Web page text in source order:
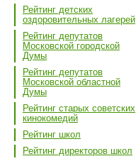
Рейтинг детских
оздоровительных лагерей
Рейтинг депутатов
Московской городской
Думы
Рейтинг депутатов
Московской областной
Думы
Рейтинг старых советских
кинокомедий
Рейтинг школ
Рейтинг директоров школ